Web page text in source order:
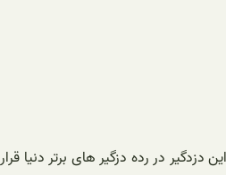
در رده دزگیر های برتر دنیا قرار